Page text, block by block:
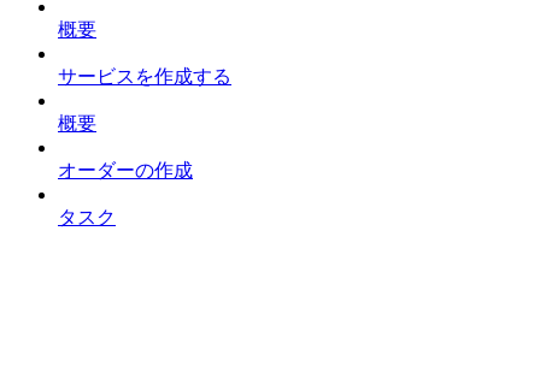
概要
サービスを作成する
概要
オーダーの作成
タスク